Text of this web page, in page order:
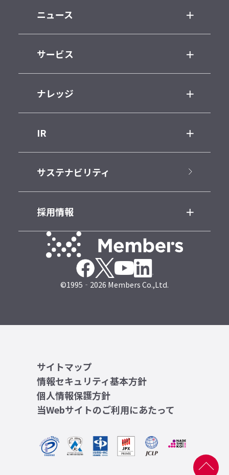
ニュース
サービス
ナレッジ
IR
サステナビリティ
採用情報
©1995‐2026 Members Co.,Ltd.
サイトマップ
情報セキュリティ基本方針
個人情報保護方針
当Webサイトのご利用にあたって